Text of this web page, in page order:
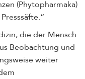
(Phytopharmaka)
die der Mensch
Beobachtung und
weiter